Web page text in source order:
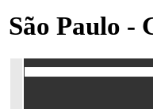
São Paulo -